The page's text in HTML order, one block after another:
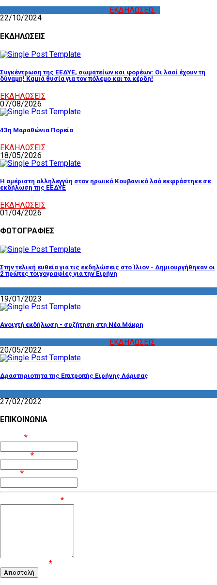
ΕΚΔΗΛΩΣΕΙΣ
22/10/2024
ΕΚΔΗΛΩΣΕΙΣ
Συγκέντρωση της ΕΕΔΥΕ, σωματείων και φορέων: Οι λαοί έχουν τη
δύναμη! Καμιά θυσία για τον πόλεμο και τα κέρδη!
ΕΚΔΗΛΩΣΕΙΣ
07/08/2026
43η Μαραθώνια Πορεία
ΕΚΔΗΛΩΣΕΙΣ
18/05/2026
Η αμέριστη αλληλεγγύη στον ηρωικό Κουβανικό λαό εκφράστηκε σε
εκδήλωση της ΕΕΔΥΕ
ΕΚΔΗΛΩΣΕΙΣ
01/04/2026
ΦΩΤΟΓΡΑΦΙΕΣ
Στην τελική ευθεία για τις εκδηλώσεις στο Ίλιον - Δημιουργήθηκαν οι
2 πρώτες τοιχογραφίες για την Ειρήνη
19/01/2023
Ανοιχτή εκδήλωση - συζήτηση στη Νέα Μάκρη
ΕΚΔΗΛΩΣΕΙΣ
20/05/2022
Δραστηριοτητα της Επιτροπής Ειρήνης Λάρισας
27/02/2022
ΕΠΙΚΟΙΝΩΝΙΑ
*
*
*
*
*